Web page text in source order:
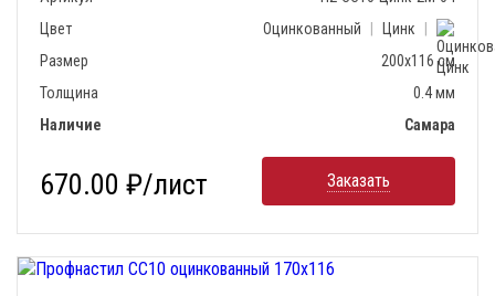
Цвет
Оцинкованный Цинк
Размер
200х116 см
Толщина
0.4 мм
Наличие
Самара
670.00 ₽/лист Заказать